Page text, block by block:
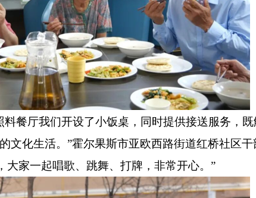
餐厅我们开设了小饭桌，同时提供接送服务，
化生活。”霍尔果斯市亚欧西路街道红桥社区干
大家一起唱歌、跳舞、打牌，非常开心。”